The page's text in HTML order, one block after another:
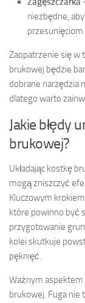
niezbędne,
przesunięciom.
Zaopatrzenie się w
brukowej będzie
dobrane narzędzia
dlatego warto
Jakie błędy
brukowej?
Układając kostkę
mogą zniszczyć
Kluczowym
które powinno być
przygotowanie
kolei skutkuje
pęknięć.
Ważnym aspektem
brukowej. Fuga nie